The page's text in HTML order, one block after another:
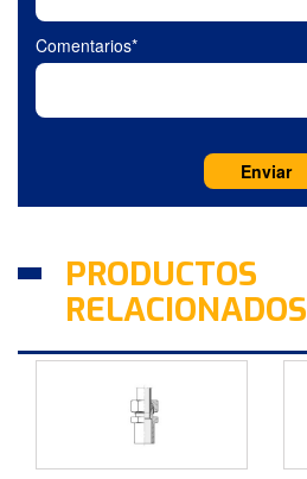
Comentarios*
PRODUCTOS
RELACIONADOS